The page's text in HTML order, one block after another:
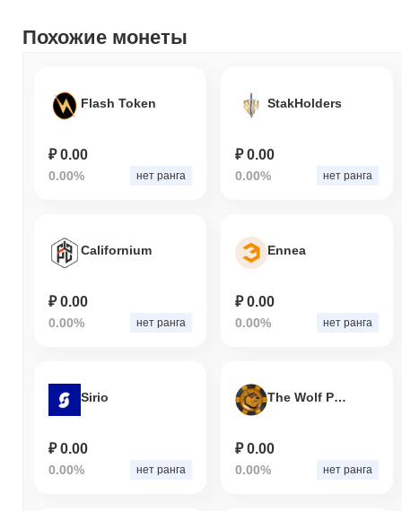
Похожие монеты
Flash Token
₽ 0.00
0.00% нет ранга
StakHolders
₽ 0.00
0.00% нет ранга
Californium
₽ 0.00
0.00% нет ранга
Ennea
₽ 0.00
0.00% нет ранга
Sirio
₽ 0.00
0.00% нет ранга
The Wolf Pack
₽ 0.00
0.00% нет ранга